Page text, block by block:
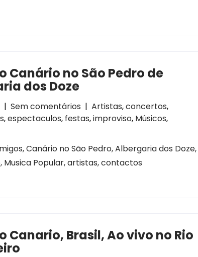
Canário no São Pedro de
dos Doze
| Sem comentários | Artistas,concertos,
,espectaculos, festas,improviso, Músicos,
Canário no São Pedro, Albergaria dos Doze,
Musica Popular, artistas, contactos
Canario, Brasil, Ao vivo no Rio